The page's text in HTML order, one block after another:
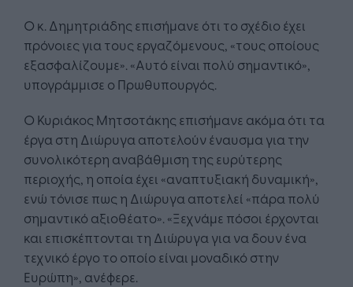
Ο κ. Δημητριάδης επισήμανε ότι το σχέδιο έχει
πρόνοιες για τους εργαζόμενους, «τους οποίους
εξασφαλίζουμε». «Αυτό είναι πολύ σημαντικό»,
υπογράμμισε ο Πρωθυπουργός.
Ο Κυριάκος Μητσοτάκης επισήμανε ακόμα ότι τα
έργα στη Διώρυγα αποτελούν έναυσμα για την
συνολικότερη αναβάθμιση της ευρύτερης
περιοχής, η οποία έχει «αναπτυξιακή δυναμική»,
ενώ τόνισε πως η Διώρυγα αποτελεί «πάρα πολύ
σημαντικό αξιοθέατο». «Ξεχνάμε πόσοι έρχονται
και επισκέπτονται τη Διώρυγα για να δουν ένα
τεχνικό έργο το οποίο είναι μοναδικό στην
Ευρώπη», ανέφερε.